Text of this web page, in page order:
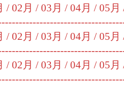
/ 02月 / 03月 / 04月 / 05月
/ 02月 / 03月 / 04月 / 05月
/ 02月 / 03月 / 04月 / 05月